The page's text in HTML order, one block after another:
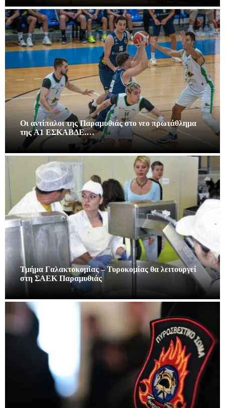
Οι αντίπαλοι της Παραμυθιάς στο νεο πρωτάθλημα
της A1 ΕΣΚΑΒΔΕ.…
Τμήμα Γαλακτοκομίας – Τυροκομίας θα λειτουργεί
στη ΣΑΕΚ Παραμυθιάς